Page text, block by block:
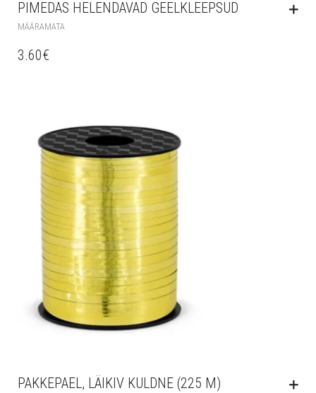
PIMEDAS HELENDAVAD GEELKLEEPSUD
MÄÄRAMATA
3.60€
PAKKEPAEL, LÄIKIV KULDNE (225 M)